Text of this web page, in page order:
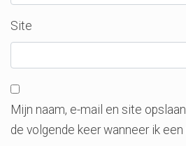
Site
Mijn naam, e-mail en site
de volgende keer wanneer ik